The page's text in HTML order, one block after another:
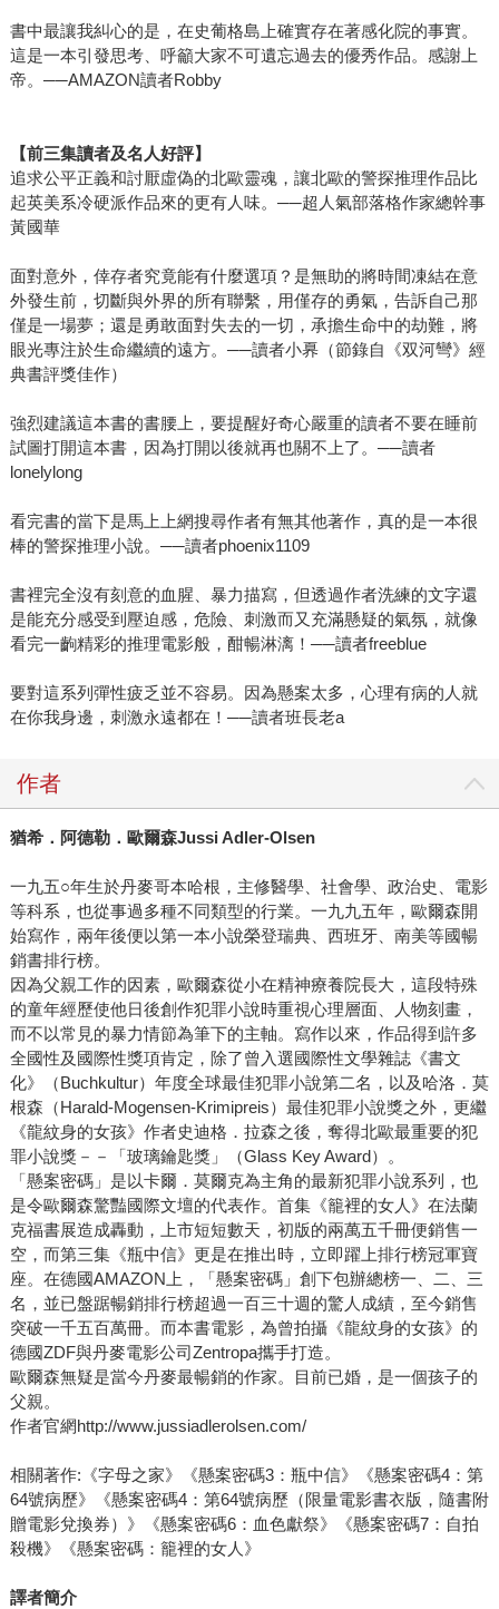
書中最讓我糾心的是，在史葡格島上確實存在著感化院的事實。
這是一本引發思考、呼籲大家不可遺忘過去的優秀作品。感謝上
帝。──AMAZON讀者Robby
【前三集讀者及名人好評】
追求公平正義和討厭虛偽的北歐靈魂，讓北歐的警探推理作品比
起英美系冷硬派作品來的更有人味。──超人氣部落格作家總幹事
黃國華
面對意外，倖存者究竟能有什麼選項？是無助的將時間凍結在意
外發生前，切斷與外界的所有聯繫，用僅存的勇氣，告訴自己那
僅是一場夢；還是勇敢面對失去的一切，承擔生命中的劫難，將
眼光專注於生命繼續的遠方。──讀者小奡（節錄自《双河彎》經
典書評獎佳作）
強烈建議這本書的書腰上，要提醒好奇心嚴重的讀者不要在睡前
試圖打開這本書，因為打開以後就再也關不上了。──讀者
lonelylong
看完書的當下是馬上上網搜尋作者有無其他著作，真的是一本很
棒的警探推理小說。──讀者phoenix1109
書裡完全沒有刻意的血腥、暴力描寫，但透過作者洗練的文字還
是能充分感受到壓迫感，危險、刺激而又充滿懸疑的氣氛，就像
看完一齣精彩的推理電影般，酣暢淋漓！──讀者freeblue
要對這系列彈性疲乏並不容易。因為懸案太多，心理有病的人就
在你我身邊，刺激永遠都在！──讀者班長老a
作者
猶希．阿德勒．歐爾森Jussi Adler-Olsen
一九五○年生於丹麥哥本哈根，主修醫學、社會學、政治史、電影
等科系，也從事過多種不同類型的行業。一九九五年，歐爾森開
始寫作，兩年後便以第一本小說榮登瑞典、西班牙、南美等國暢
銷書排行榜。
因為父親工作的因素，歐爾森從小在精神療養院長大，這段特殊
的童年經歷使他日後創作犯罪小說時重視心理層面、人物刻畫，
而不以常見的暴力情節為筆下的主軸。寫作以來，作品得到許多
全國性及國際性獎項肯定，除了曾入選國際性文學雜誌《書文
化》（Buchkultur）年度全球最佳犯罪小說第二名，以及哈洛．莫
根森（Harald-Mogensen-Krimipreis）最佳犯罪小說獎之外，更繼
《龍紋身的女孩》作者史迪格．拉森之後，奪得北歐最重要的犯
罪小說獎－－「玻璃鑰匙獎」（Glass Key Award）。
「懸案密碼」是以卡爾．莫爾克為主角的最新犯罪小說系列，也
是令歐爾森驚豔國際文壇的代表作。首集《籠裡的女人》在法蘭
克福書展造成轟動，上市短短數天，初版的兩萬五千冊便銷售一
空，而第三集《瓶中信》更是在推出時，立即躍上排行榜冠軍寶
座。在德國AMAZON上，「懸案密碼」創下包辦總榜一、二、三
名，並已盤踞暢銷排行榜超過一百三十週的驚人成績，至今銷售
突破一千五百萬冊。而本書電影，為曾拍攝《龍紋身的女孩》的
德國ZDF與丹麥電影公司Zentropa攜手打造。
歐爾森無疑是當今丹麥最暢銷的作家。目前已婚，是一個孩子的
父親。
作者官網http://www.jussiadlerolsen.com/
相關著作:《字母之家》《懸案密碼3：瓶中信》《懸案密碼4：第
64號病歷》《懸案密碼4：第64號病歷（限量電影書衣版，隨書附
贈電影兌換券）》《懸案密碼6：血色獻祭》《懸案密碼7：自拍
殺機》《懸案密碼：籠裡的女人》
譯者簡介